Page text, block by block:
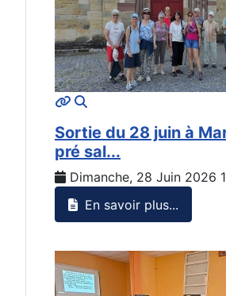
Sortie du 28 juin à
pré sal...
Dimanche, 28 Juin 2026
En savoir plus...